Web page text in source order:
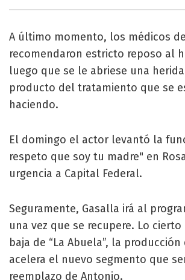
A último momento, los médicos
recomendaron estricto reposo al
luego que se le abriese una
producto del tratamiento que se
haciendo.
El domingo el actor levantó la
respeto que soy tu madre" en
urgencia a Capital Federal.
Seguramente, Gasalla irá al
una vez que se recupere. Lo
baja de “La Abuela”, la producción
acelera el nuevo segmento que
reemplazo de Antonio.